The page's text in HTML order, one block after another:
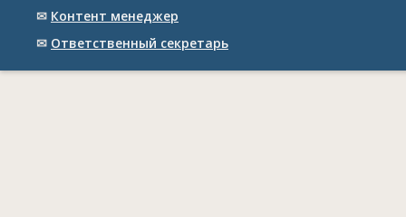
✉ Контент менеджер
✉ Ответственный cекретарь